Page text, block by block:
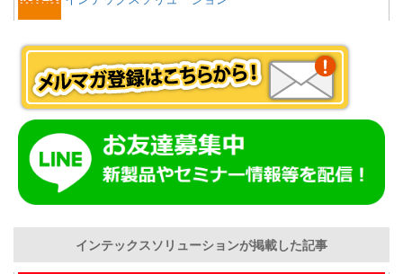
インテックスソリューションが掲載した記事